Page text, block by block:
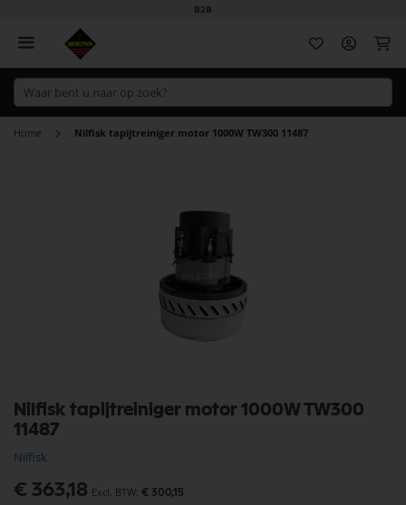
B2B
Home Nilfisk tapijtreiniger motor 1000W TW300 11487
Nilfisk tapijtreiniger motor 1000W TW300
11487
Nilfisk
€ 363,18 € 300,15
naar
het
van
de
afbeeldingen-